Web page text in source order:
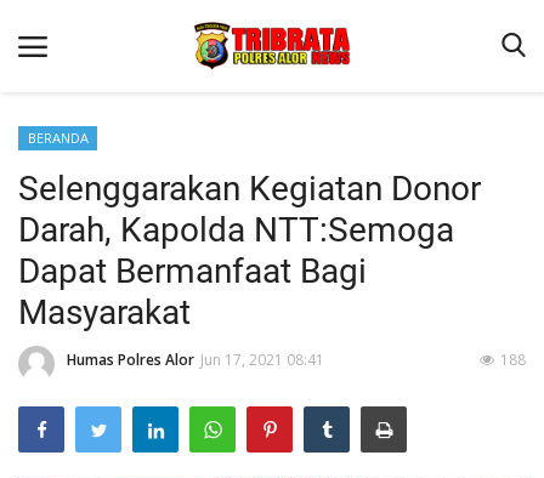
Beranda
Terms & Conditions
Reskrim
Binkam
Lantas
Giat Ops
Mitra Polisi
BERANDA
Selenggarakan Kegiatan Donor
Darah, Kapolda NTT:Semoga
Dapat Bermanfaat Bagi
Masyarakat
Humas Polres Alor Jun 17, 2021 08:41 188